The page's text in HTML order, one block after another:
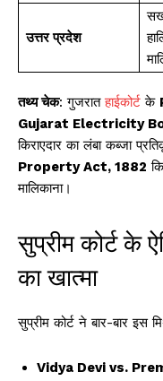
उत्तर प्रदेश
तथ्य चेक: गुजरातहाईकोर्ट के
Gujarat Electricity
किराएदार का लंबा कब्जा
Property Act, 1882
मालिकाना।
सुप्रीम कोर्ट के
का खात्मा
सुप्रीम कोर्ट ने बार-बार इस
Vidya Devi vs.